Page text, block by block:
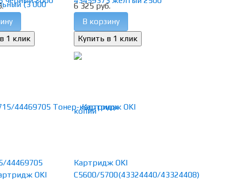
6 325 руб.
В корзину
44469705
OKI
Картридж OKI
C5600/5700(43324440/43324408)